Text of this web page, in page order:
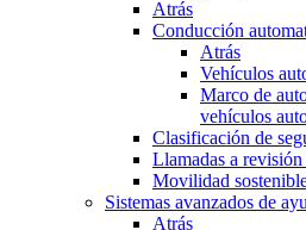
Atrás
Conducción
Atrás
Vehículos
Marco de
vehículos
Clasificación de
Llamadas a
Movilidad
Sistemas avanzados de
Atrás